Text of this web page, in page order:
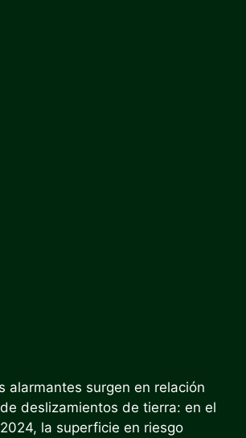
alarmantes surgen en relación
deslizamientos de tierra: en el
la superficie en riesgo